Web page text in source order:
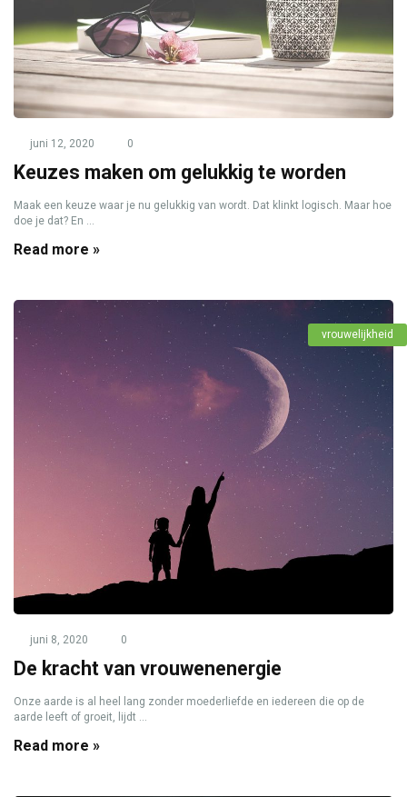
juni 12, 2020 0
Keuzes maken om gelukkig te worden
Maak een keuze waar je nu gelukkig van wordt. Dat klinkt logisch. Maar hoe
doe je dat? En ...
Read more »
vrouwelijkheid
juni 8, 2020 0
De kracht van vrouwenenergie
Onze aarde is al heel lang zonder moederliefde en iedereen die op de
aarde leeft of groeit, lijdt ...
Read more »